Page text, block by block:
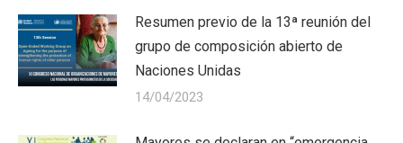
Resumen previo de la 13ª reunión del
grupo de composición abierto de
Naciones Unidas
14/04/2023